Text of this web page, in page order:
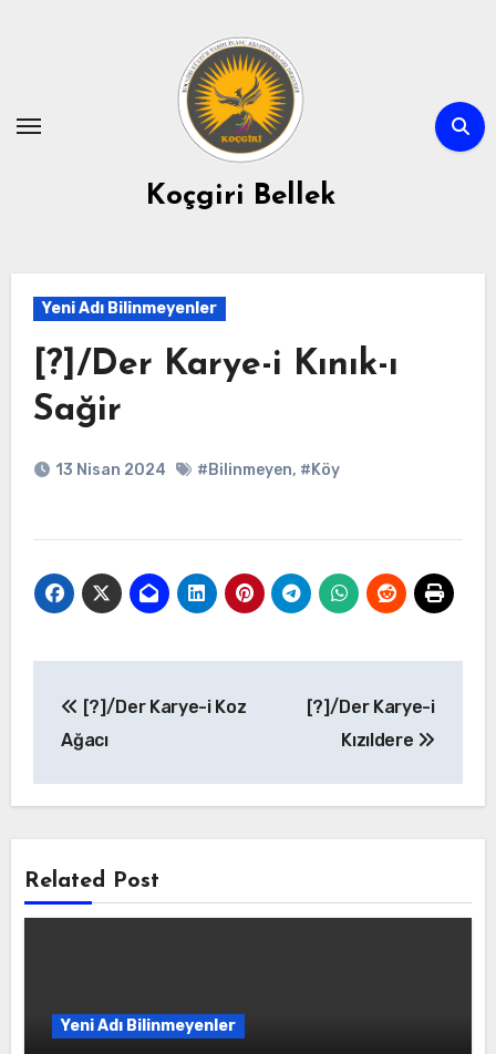
Koçgiri Bellek
Yeni Adı Bilinmeyenler
[?]/Der Karye-i Kınık-ı
Sağir
13 Nisan 2024 #Bilinmeyen, #Köy
gezinmesi
[?]/Der Karye-i Koz
Ağacı
[?]/Der Karye-i
Kızıldere
Related Post
Yeni Adı Bilinmeyenler